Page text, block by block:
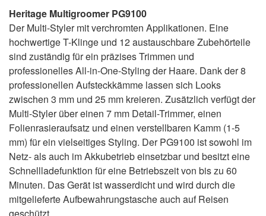
Heritage Multigroomer PG9100
Der Multi-Styler mit verchromten Applikationen. Eine
hochwertige T-Klinge und 12 austauschbare Zubehörteile
sind zuständig für ein präzises Trimmen und
professionelles All-in-One-Styling der Haare. Dank der 8
professionellen Aufsteckkämme lassen sich Looks
zwischen 3 mm und 25 mm kreieren. Zusätzlich verfügt der
Multi-Styler über einen 7 mm Detail-Trimmer, einen
Folienrasieraufsatz und einen verstellbaren Kamm (1-5
mm) für ein vielseitiges Styling. Der PG9100 ist sowohl im
Netz- als auch im Akkubetrieb einsetzbar und besitzt eine
Schnellladefunktion für eine Betriebszeit von bis zu 60
Minuten. Das Gerät ist wasserdicht und wird durch die
mitgelieferte Aufbewahrungstasche auch auf Reisen